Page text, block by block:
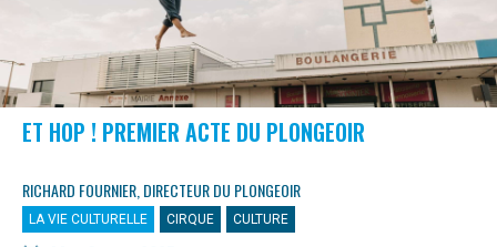
ET HOP ! PREMIER ACTE DU PLONGEOIR
RICHARD FOURNIER, DIRECTEUR DU PLONGEOIR
LA VIE CULTURELLE CIRQUE CULTURE